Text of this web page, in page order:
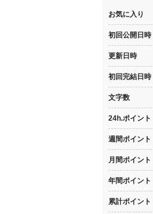
お気に入り
初回公開日時
更新日時
初回完結日時
文字数
24h.ポイント
週間ポイント
月間ポイント
年間ポイント
累計ポイント